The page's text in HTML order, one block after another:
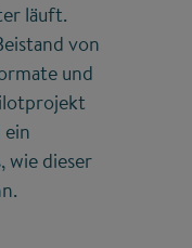
läuft.
von
und
wie dieser